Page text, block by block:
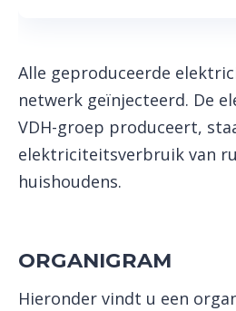
Alle geproduceerde
netwerk geïnjecteerd. De
VDH-groep produceert,
elektriciteitsverbruik van
huishoudens.
ORGANIGRAM
Hieronder vindt u een